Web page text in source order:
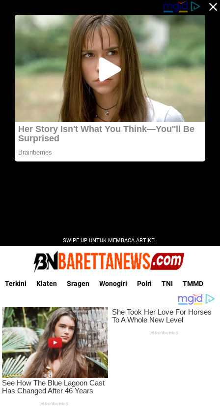
SWIPE UP UNTUK MEMBACA ARTIKEL
Terkini Klaten Sragen Wonogiri Polri TNI TMMD